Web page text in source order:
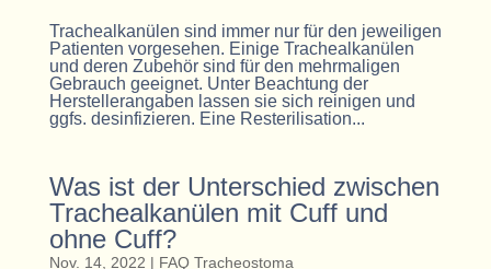
Trachealkanülen sind immer nur für den jeweiligen
Patienten vorgesehen. Einige Trachealkanülen
und deren Zubehör sind für den mehrmaligen
Gebrauch geeignet. Unter Beachtung der
Herstellerangaben lassen sie sich reinigen und
ggfs. desinfizieren. Eine Resterilisation...
Was ist der Unterschied zwischen
Trachealkanülen mit Cuff und
ohne Cuff?
Nov. 14, 2022 | FAQ Tracheostoma